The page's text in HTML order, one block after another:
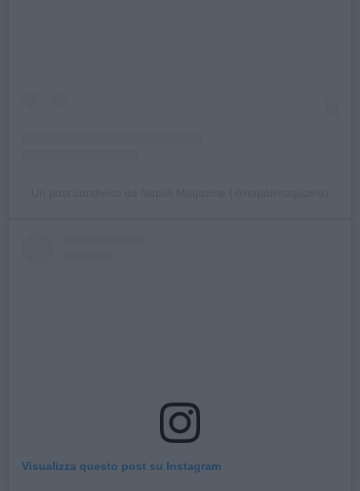
Visualizza questo post su Instagram